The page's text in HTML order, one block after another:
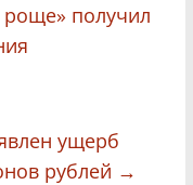
роще» получил
ущерб
рублей →